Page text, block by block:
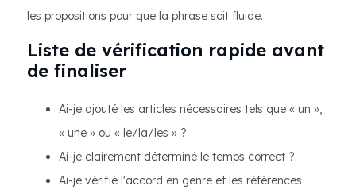
les propositions pour que la phrase soit fluide.
Liste de vérification rapide avant
de finaliser
Ai-je ajouté les articles nécessaires tels que « un »,
« une » ou « le/la/les » ?
Ai-je clairement déterminé le temps correct ?
Ai-je vérifié l'accord en genre et les références